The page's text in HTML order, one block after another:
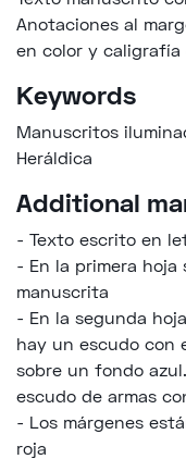
Anotaciones al
en color y
Keywords
Manuscritos
Heráldica
Additional
- Texto escrito en
- En la primera
manuscrita
- En la segunda
hay un escudo con
sobre un fondo
escudo de armas
- Los márgenes
roja